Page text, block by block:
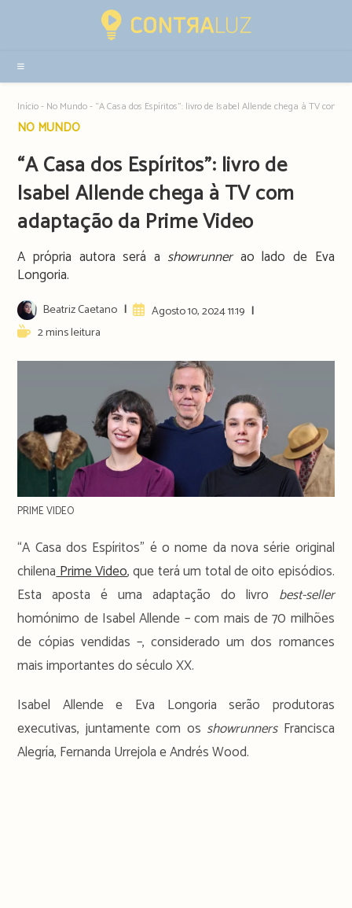
sidebar
Início- No Mundo- “A Casa dos Espíritos”: livro de Isabel Allende chega à TV com
Post
NO MUNDO
“A Casa dos Espíritos”: livro de
Isabel Allende chega à TV com
adaptação da Prime Video
A própria autora será a showrunnerao lado de Eva
Longoria.
Post
author:
Beatriz Caetano
ArtigoAgosto 10, 2024 11:19
Reading2 mins leitura
PRIME VIDEO
“A Casa dos Espíritos” é o nome da nova série original
chilenaPrime Video, que terá um total de oito episódios.
Esta aposta é uma adaptação do livro best-seller
homónimo de Isabel Allende – com mais de 70 milhões
de cópias vendidas –, considerado um dos romances
mais importantes do século XX.
Isabel Allende e Eva Longoria serão produtoras
executivas, juntamente com os showrunnersFrancisca
Alegría, Fernanda Urrejola e Andrés Wood.